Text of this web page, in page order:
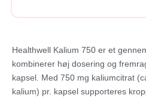
Healthwell Kalium 750 er et
kombinerer høj dosering og
kapsel. Med 750 mg kaliumcitrat
kalium) pr. kapsel supporteres